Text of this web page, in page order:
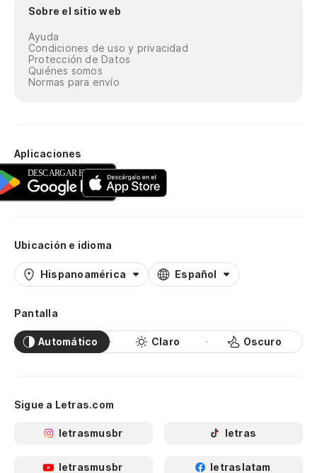
Sobre el sitio web
Ayuda
Condiciones de uso y privacidad
Protección de Datos
Quiénes somos
Normas para envío
Aplicaciones
Ubicación e idioma
Hispanoamérica Español
Pantalla
Automático Claro Oscuro
Sigue a Letras.com
letrasmusbr letras
letrasmusbr letraslatam